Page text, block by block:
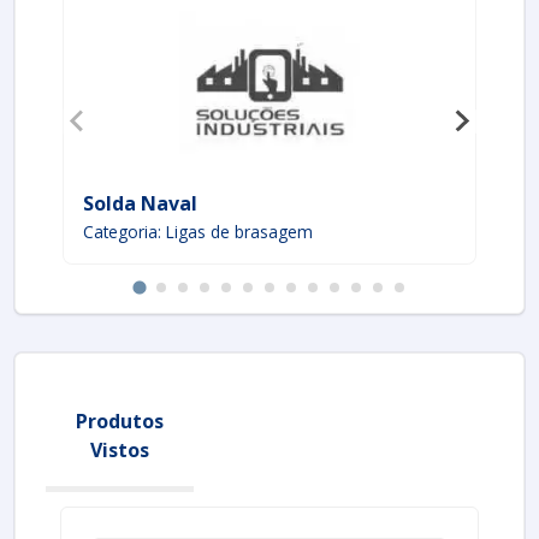
Solda Naval
Categoria: Ligas de brasagem
Produtos
Vistos